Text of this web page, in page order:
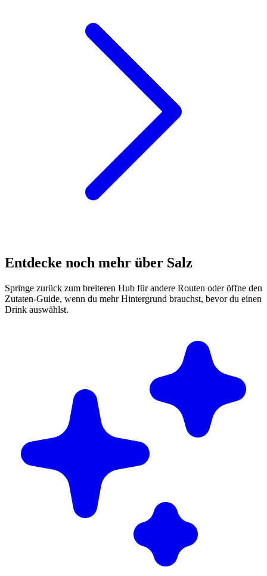
Entdecke noch mehr über Salz
Springe zurück zum breiteren Hub für andere Routen oder öffne den
Zutaten-Guide, wenn du mehr Hintergrund brauchst, bevor du einen
Drink auswählst.